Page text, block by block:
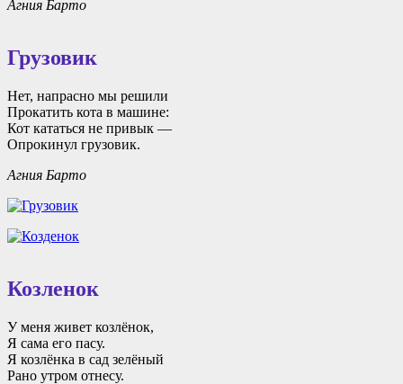
Агния Барто
Грузовик
Нет, напрасно мы решили
Прокатить кота в машине:
Кот кататься не привык —
Опрокинул грузовик.
Агния Барто
Козленок
У меня живет козлёнок,
Я сама его пасу.
Я козлёнка в сад зелёный
Рано утром отнесу.